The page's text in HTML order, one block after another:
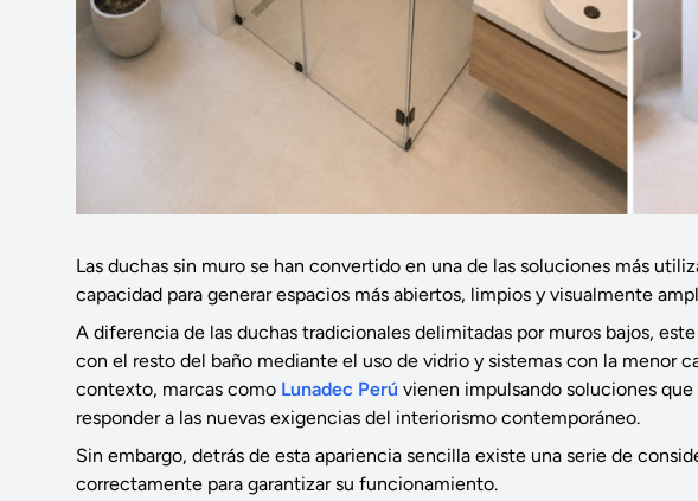
Las duchas sin muro se han convertido en una de las soluciones más
capacidad para generar espacios más abiertos, limpios y visualmente
A diferencia de las duchas tradicionales delimitadas por muros bajos,
con el resto del baño mediante el uso de vidrio y sistemas con la menor
contexto, marcas como Lunadec Perú vienen impulsando soluciones
responder a las nuevas exigencias del interiorismo contemporáneo.
Sin embargo, detrás de esta apariencia sencilla existe una serie de
correctamente para garantizar su funcionamiento.